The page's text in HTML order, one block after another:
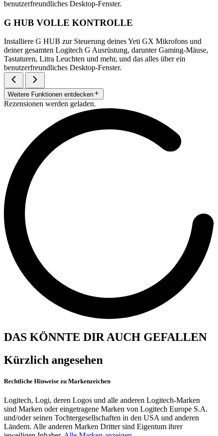
benutzerfreundliches Desktop-Fenster.
G HUB VOLLE KONTROLLE
Installiere G HUB zur Steuerung deines Yeti GX Mikrofons und
deiner gesamten Logitech G Ausrüstung, darunter Gaming-Mäuse,
Tastaturen, Litra Leuchten und mehr, und das alles über ein
benutzerfreundliches Desktop-Fenster.
Weitere Funktionen entdecken
Rezensionen werden geladen.
DAS KÖNNTE DIR AUCH GEFALLEN
Kürzlich angesehen
Rechtliche Hinweise zu Markenzeichen
Logitech, Logi, deren Logos und alle anderen Logitech-Marken
sind Marken oder eingetragene Marken von Logitech Europe S.A.
und/oder seinen Tochtergesellschaften in den USA und anderen
Ländern. Alle anderen Marken Dritter sind Eigentum ihrer